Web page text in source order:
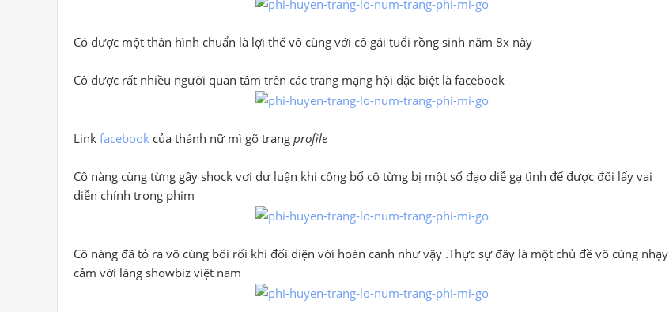
Có được một thân hình chuẩn là lợi thế vô cùng với cô gái tuổi rồng sinh năm 8x này
Cô được rất nhiều người quan tâm trên các trang mạng hội đặc biệt là facebook
Link facebook của thánh nữ mì gõ trang profile
Cô nàng cùng từng gây shock vơi dư luận khi công bố cô từng bị một số đạo diễ gạ tình để được đổi lấy vai
diễn chính trong phim
Cô nàng đã tỏ ra vô cùng bối rối khi đối diện với hoàn canh như vậy .Thực sự đây là một chủ đề vô cùng nhạy
cảm với làng showbiz việt nam